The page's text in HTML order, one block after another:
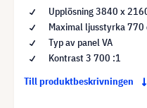
Upplösning 3840 x
Maximal ljusstyrka 770
Typ av panel VA
Kontrast 3 700 :1
Till produktbeskrivningen